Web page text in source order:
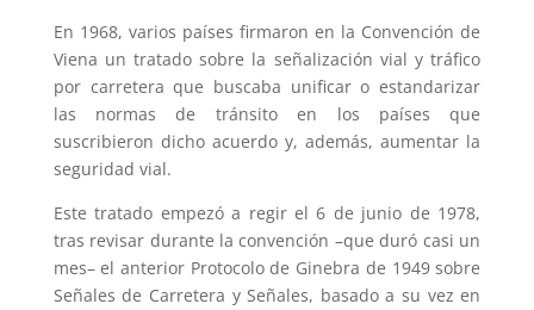
En 1968, varios países firmaron en la Convención de
Viena un tratado sobre la señalización vial y tráfico
por carretera que buscaba unificar o estandarizar
las normas de tránsito en los países que
suscribieron dicho acuerdo y, además, aumentar la
seguridad vial.
Este tratado empezó a regir el 6 de junio de 1978,
tras revisar durante la convención –que duró casi un
mes– el anterior Protocolo de Ginebra de 1949 sobre
Señales de Carretera y Señales, basado a su vez en